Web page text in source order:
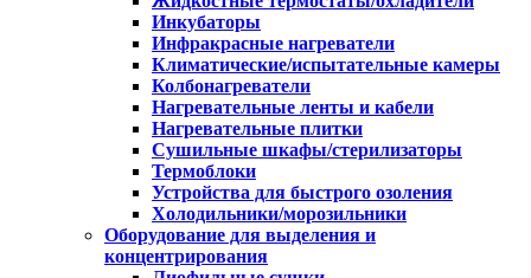
Инкубаторы
Инфракрасные нагреватели
Климатические/испытательные камеры
Колбонагреватели
Нагревательные ленты и кабели
Нагревательные плитки
Сушильные шкафы/стерилизаторы
Термоблоки
Устройства для быстрого озоления
Холодильники/морозильники
Оборудование для выделения и
концентрирования